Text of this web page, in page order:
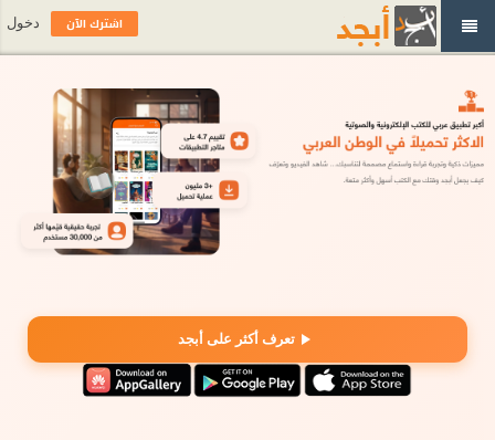
تعرف أكثر على أبجد
اشترك الآن دخول